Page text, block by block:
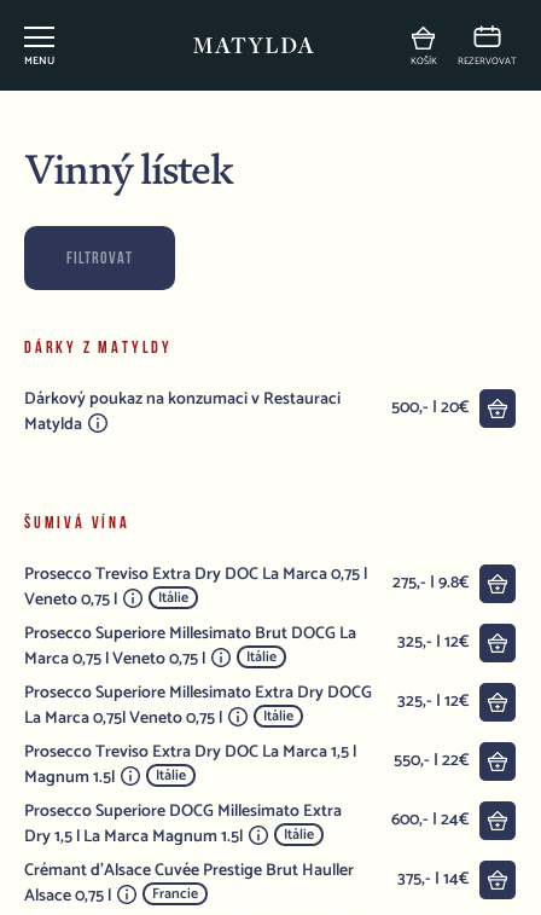
MENU KOŠÍK REZERVOVAT
Vinný lístek
FILTROVAT
DÁRKY Z MATYLDY
Dárkový poukaz na konzumaci v Restauraci
Matylda
500,- | 20€
ŠUMIVÁ VÍNA
Prosecco Treviso Extra Dry DOC La Marca 0,75 l
Veneto 0,75 l
Itálie
275,- | 9.8€
Prosecco Superiore Millesimato Brut DOCG La
Marca 0,75 l Veneto 0,75 l
Itálie
325,- | 12€
Prosecco Superiore Millesimato Extra Dry DOCG
La Marca 0,75l Veneto 0,75 l
Itálie
325,- | 12€
Prosecco Treviso Extra Dry DOC La Marca 1,5 l
Magnum 1.5l
Itálie
550,- | 22€
Prosecco Superiore DOCG Millesimato Extra
Dry 1,5 l La Marca Magnum 1.5l
Itálie
600,- | 24€
Crémant d'Alsace Cuvée Prestige Brut Hauller
Alsace 0,75 l
Francie
375,- | 14€